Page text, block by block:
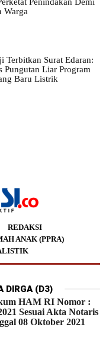
Warga
Terbitkan Surat Edaran:
Pungutan Liar Program
Baru Listrik
REDAKSI
ANAK (PPRA)
DIRGA (D3)
HAM RI Nomor :
Sesuai Akta Notaris
08 Oktober 2021